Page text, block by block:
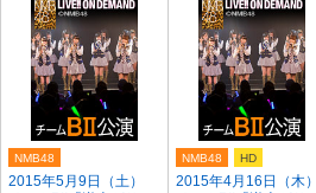
2015年5月9日（土）
NMB48
2015年4月16日（木）
NMB48 HD